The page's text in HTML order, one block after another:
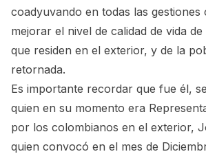
coadyuvando en todas las gestiones
mejorar el nivel de calidad de vida
que residen en el exterior, y de la
retornada.
Es importante recordar que fue él,
quien en su momento era
por los colombianos en el exterior,
quien convocó en el mes de